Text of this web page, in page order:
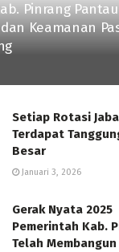
Pinrang
Keamanan
Setiap Rotasi
Terdapat
Besar
Januari 3, 2026
Gerak Nyata 2025
Pemerintah Kab.
Telah Membangun